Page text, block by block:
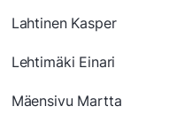
Lahtinen Kasper
Lehtimäki Einari
Mäensivu Martta